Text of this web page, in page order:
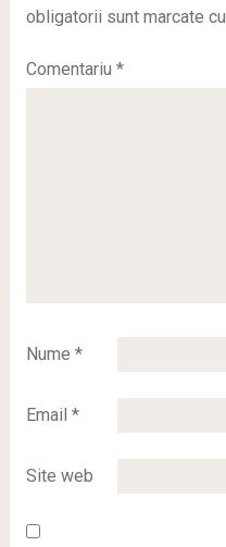
obligatorii sunt marcate cu
Comentariu *
Nume *
Email *
Site web